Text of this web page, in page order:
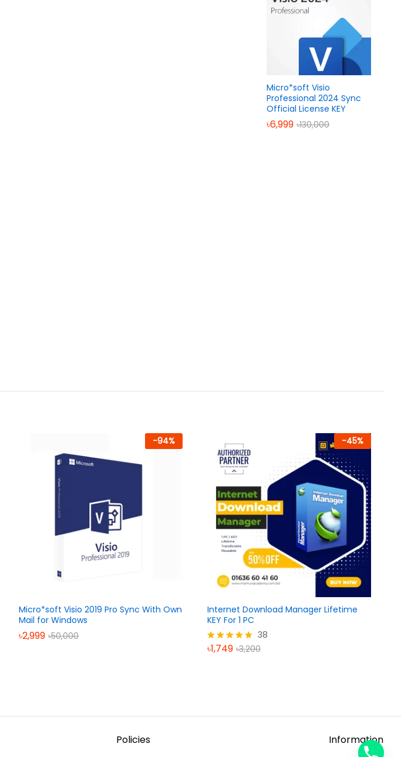
Micro*soft Visio
Professional 2024 Sync
Official License KEY
৳6,999 ৳130,000
-94%
Micro*soft Visio 2019 Pro Sync With Own
Mail for Windows
৳2,999 ৳50,000
-45%
Internet Download Manager Lifetime
KEY For 1 PC
Rated
38
৳1,749 ৳3,200
Policies Information
y